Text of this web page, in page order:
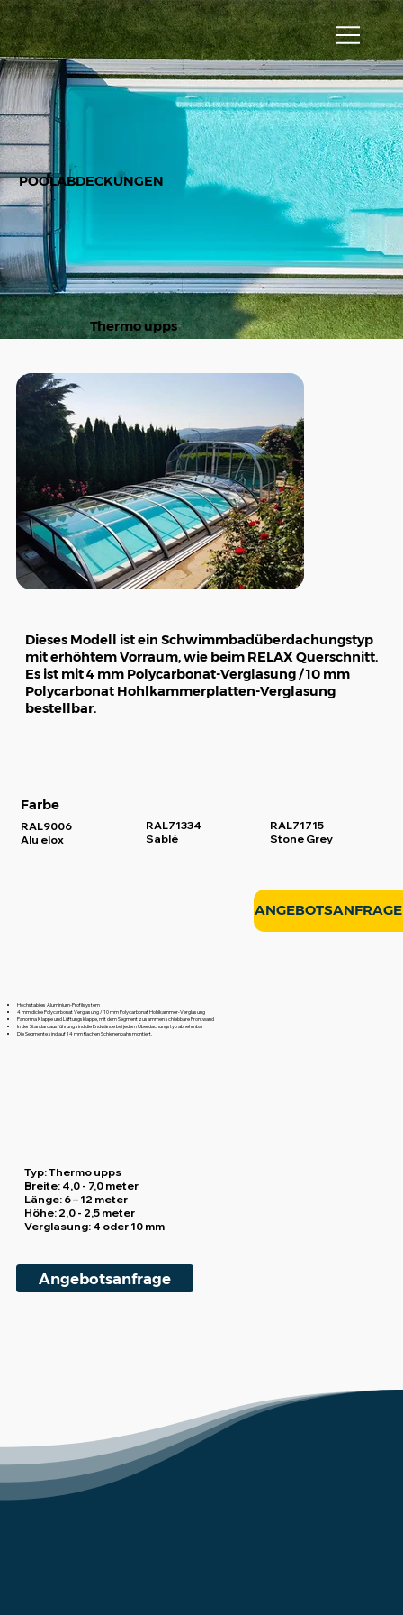
POOLABDECKUNGEN
Thermo upps
Dieses Modell ist ein Schwimmbadüberdachungstyp
mit erhöhtem Vorraum, wie beim RELAX Querschnitt.
Es ist mit 4 mm Polycarbonat-Verglasung / 10 mm
Polycarbonat Hohlkammerplatten-Verglasung
bestellbar.
Farbe
RAL9006
Alu elox
RAL71334
Sablé
RAL71715
Stone Grey
Hochstabiles Aluminium-Profilsystem
4 mm dicke Polycarbonat Verglasung / 10 mm Polycarbonat Hohlkammer-Verglasung
Panorma Klappe und Lüftungsklappe, mit dem Segment zusammen schiebbare Frontwand
In der Standardausführung sind die Endwände bei jedem Überdachungstyp abnehmbar
Die Segmente sind auf 14 mm flachen Schienenbahn montiert.
Typ:Thermo upps
Breite: 4,0 - 7,0 meter
Länge: 6 – 12 meter
Höhe: 2,0 - 2,5 meter
Verglasung: 4 oder 10 mm
Angebotsanfrage
ANGEBOTSANFRAGE